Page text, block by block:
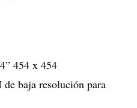
454 x 454
baja resolución para